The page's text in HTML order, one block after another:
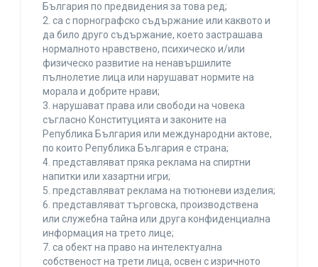
България по предвидения за това ред;
2. са с порнографско съдържание или каквото и
да било друго съдържание, което застрашава
нормалното нравствено, психическо и/или
физическо развитие на ненавършилите
пълнолетие лица или нарушават нормите на
морала и добрите нрави;
3. нарушават права или свободи на човека
съгласно Конституцията и законите на
Република България или международни актове,
по които Република България е страна;
4. представляват пряка реклама на спиртни
напитки или хазартни игри;
5. представляват реклама на тютюневи изделия;
6. представляват търговска, производствена
или служебна тайна или друга конфиденциална
информация на трето лице;
7. са обект на право на интелектуална
собственост на трети лица, освен с изричното